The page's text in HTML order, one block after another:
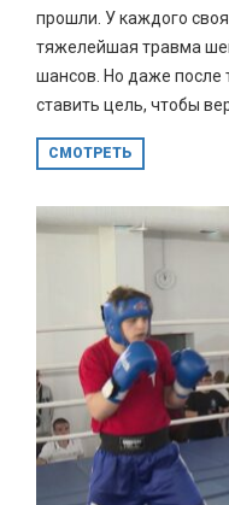
прошли. У каждого
тяжелейшая травма
шансов. Но даже после
ставить цель, чтобы
СМОТРЕТЬ